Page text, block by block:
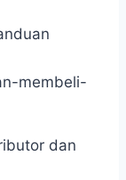
membeli-
dan